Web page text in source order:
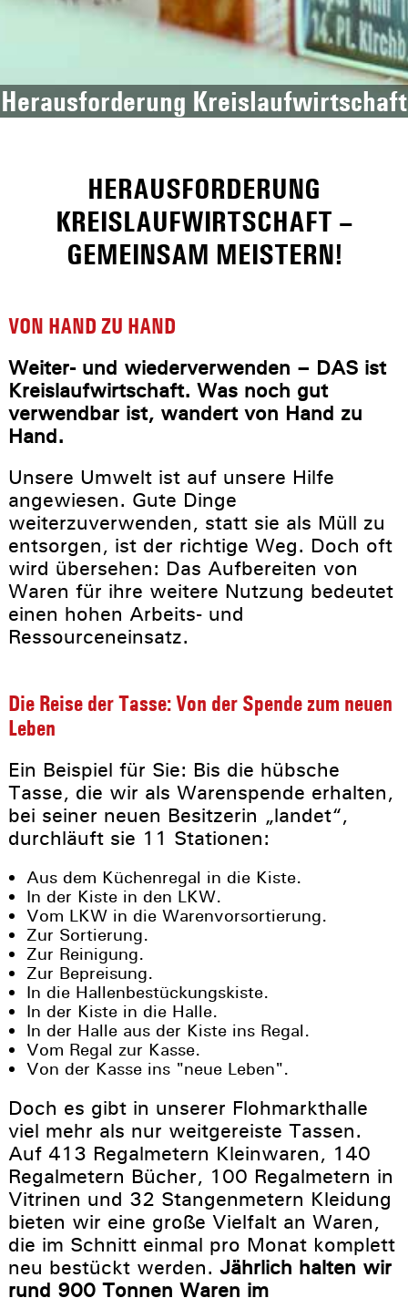
Herausforderung Kreislaufwirtschaft
HERAUSFORDERUNG
KREISLAUFWIRTSCHAFT –
GEMEINSAM MEISTERN!
VON HAND ZU HAND
Weiter- und wiederverwenden – DAS ist
Kreislaufwirtschaft. Was noch gut
verwendbar ist, wandert von Hand zu
Hand.
Unsere Umwelt ist auf unsere Hilfe
angewiesen. Gute Dinge
weiterzuverwenden, statt sie als Müll zu
entsorgen, ist der richtige Weg. Doch oft
wird übersehen: Das Aufbereiten von
Waren für ihre weitere Nutzung bedeutet
einen hohen Arbeits- und
Ressourceneinsatz.
Die Reise der Tasse: Von der Spende zum neuen
Leben
Ein Beispiel für Sie: Bis die hübsche
Tasse, die wir als Warenspende erhalten,
bei seiner neuen Besitzerin „landet“,
durchläuft sie 11 Stationen:
Aus dem Küchenregal in die Kiste.
In der Kiste in den LKW.
Vom LKW in die Warenvorsortierung.
Zur Sortierung.
Zur Reinigung.
Zur Bepreisung.
In die Hallenbestückungskiste.
In der Kiste in die Halle.
In der Halle aus der Kiste ins Regal.
Vom Regal zur Kasse.
Von der Kasse ins "neue Leben".
Doch es gibt in unserer Flohmarkthalle
viel mehr als nur weitgereiste Tassen.
Auf 413 Regalmetern Kleinwaren, 140
Regalmetern Bücher, 100 Regalmetern in
Vitrinen und 32 Stangenmetern Kleidung
bieten wir eine große Vielfalt an Waren,
die im Schnitt einmal pro Monat komplett
neu bestückt werden. Jährlich halten wir
rund 900 Tonnen Waren im